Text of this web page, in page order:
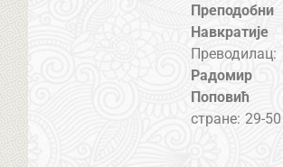
Преподобни
Навкратије
Преводилац:
Радомир
Поповић
стране: 29-50